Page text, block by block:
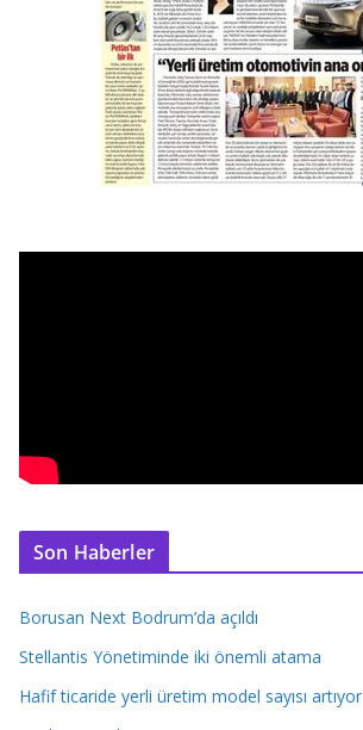
Son Haberler
Borusan Next Bodrum’da açıldı
Stellantis Yönetiminde iki önemli atama
Hafif ticaride yerli üretim model sayısı artıyor